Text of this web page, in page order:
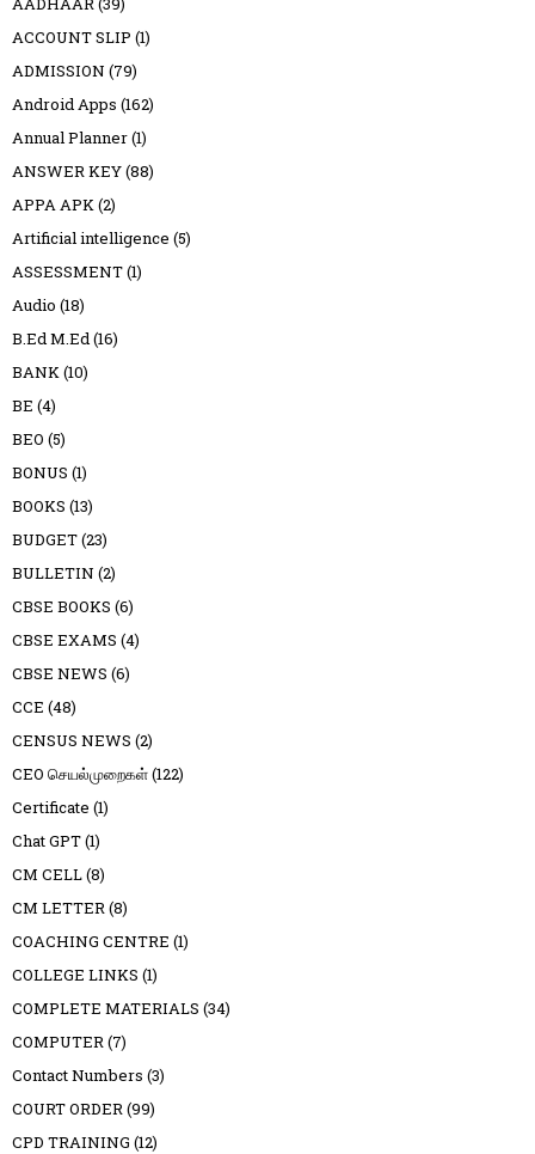
ACCOUNT SLIP (1)
ADMISSION (79)
Android Apps (162)
Annual Planner(1)
ANSWER KEY(88)
APPA APK(2)
Artificial intelligence (5)
ASSESSMENT(1)
Audio (18)
B.Ed M.Ed(16)
BANK(10)
BE (4)
BEO (5)
BONUS (1)
BOOKS (13)
BUDGET(23)
BULLETIN (2)
CBSE BOOKS (6)
CBSE EXAMS (4)
CBSE NEWS (6)
CCE (48)
CENSUS NEWS (2)
CEO செயல்முறைகள்(122)
Certificate (1)
Chat GPT(1)
CM CELL(8)
CM LETTER(8)
COACHING CENTRE (1)
COLLEGE LINKS (1)
COMPLETE MATERIALS (34)
COMPUTER(7)
Contact Numbers (3)
COURT ORDER(99)
CPD TRAINING (12)